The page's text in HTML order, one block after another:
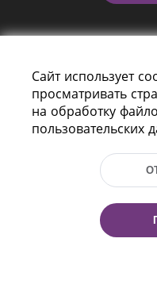
Пр-т
г. Минск,
Тел.: (+375 17) 368
Эл. почта:
Сайт использует
просматривать
на обработку
пользовательских